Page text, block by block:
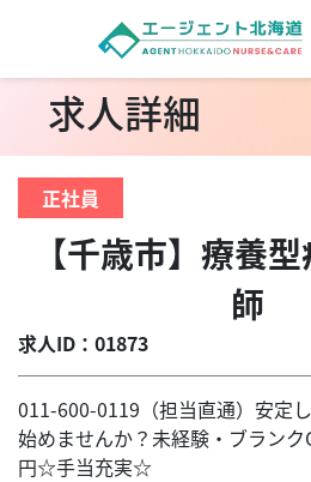
求人詳細
正社員
【千歳市】療養
師
求人ID：01873
011-600-0119（担当直通）安定
始めませんか？未経験・ブラン
円☆手当充実☆